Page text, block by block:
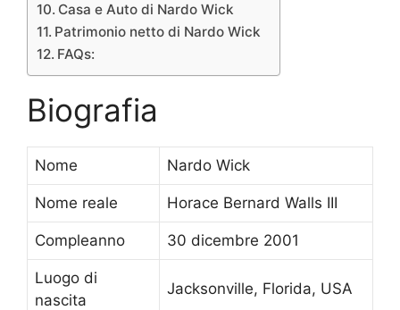
Casa e Auto di Nardo Wick
Patrimonio netto di Nardo Wick
FAQs:
Biografia
Nome Nardo Wick
Nome reale Horace Bernard Walls III
Compleanno 30 dicembre 2001
Luogo di
nascita
Jacksonville, Florida, USA